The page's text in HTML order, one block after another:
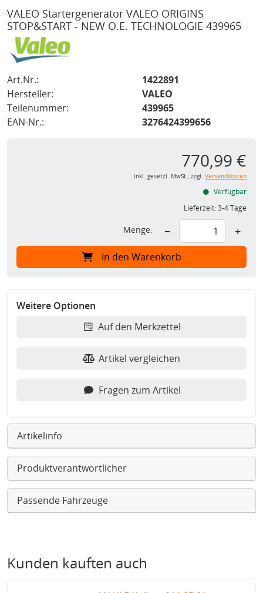
VALEO Startergenerator VALEO ORIGINS
STOP&START - NEW O.E. TECHNOLOGIE 439965
Art.Nr.:
1422891
Hersteller:
VALEO
Teilenummer:
439965
EAN-Nr.:
3276424399656
770,99 €
inkl. gesetzl. MwSt., zzgl. Versandkosten
Verfügbar
Lieferzeit:3-4 Tage
Menge: − +
In den Warenkorb
Weitere Optionen
Auf den Merkzettel
Artikel vergleichen
Fragen zum Artikel
Artikelinfo
Produktverantwortlicher
Passende Fahrzeuge
Kunden kauften auch